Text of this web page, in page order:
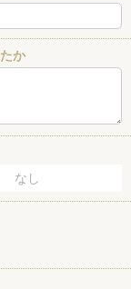
か
なし